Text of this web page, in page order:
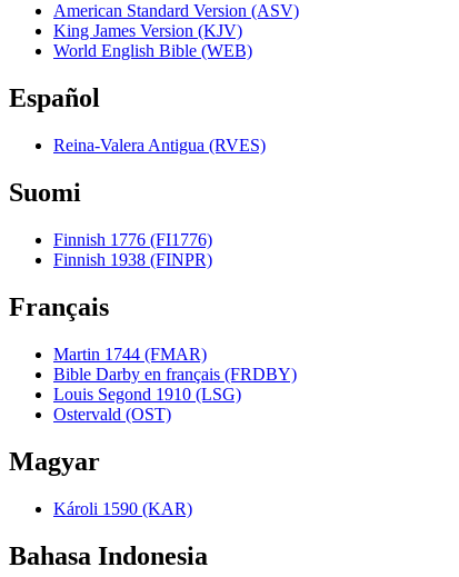
American Standard Version (ASV)
King James Version (KJV)
World English Bible (WEB)
Español
Reina-Valera Antigua (RVES)
Suomi
Finnish 1776 (FI1776)
Finnish 1938 (FINPR)
Français
Martin 1744 (FMAR)
Bible Darby en français (FRDBY)
Louis Segond 1910 (LSG)
Ostervald (OST)
Magyar
Károli 1590 (KAR)
Bahasa Indonesia